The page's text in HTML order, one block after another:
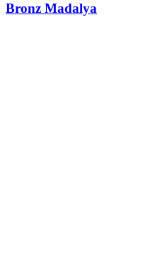
Bronz Madalya